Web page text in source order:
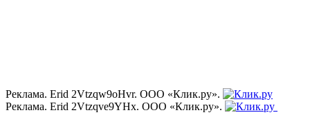
Реклама. Erid 2Vtzqw9oHvr. ООО «Клик.ру».
Реклама. Erid 2Vtzqve9YHx. ООО «Клик.ру».